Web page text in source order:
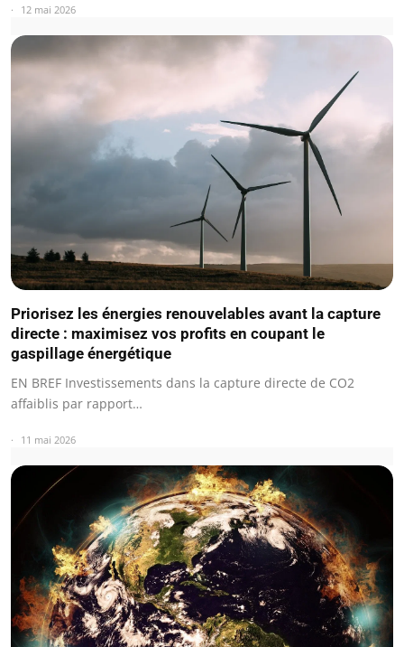
12 mai 2026
Priorisez les énergies renouvelables avant la capture
directe : maximisez vos profits en coupant le
gaspillage énergétique
EN BREF Investissements dans la capture directe de CO2
affaiblis par rapport…
11 mai 2026